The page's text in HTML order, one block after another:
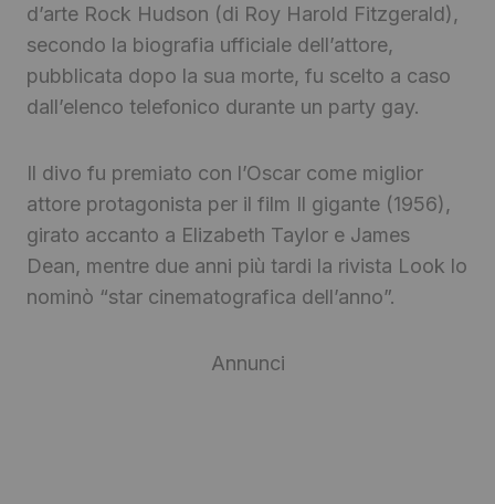
d’arte Rock Hudson (di Roy Harold Fitzgerald),
secondo la biografia ufficiale dell’attore,
pubblicata dopo la sua morte, fu scelto a caso
dall’elenco telefonico durante un party gay.
Il divo fu premiato con l’Oscar come miglior
attore protagonista per il film Il gigante (1956),
girato accanto a Elizabeth Taylor e James
Dean, mentre due anni più tardi la rivista Look lo
nominò “star cinematografica dell’anno”.
Annunci